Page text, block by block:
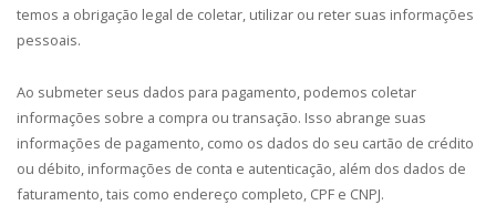
temos a obrigação legal de coletar, utilizar ou reter suas informações
pessoais.
Ao submeter seus dados para pagamento, podemos coletar
informações sobre a compra ou transação. Isso abrange suas
informações de pagamento, como os dados do seu cartão de crédito
ou débito, informações de conta e autenticação, além dos dados de
faturamento, tais como endereço completo, CPF e CNPJ.